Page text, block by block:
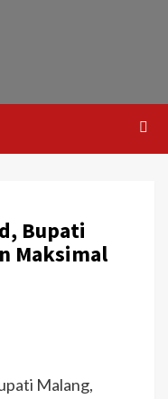
Bupati
Maksimal
Malang,